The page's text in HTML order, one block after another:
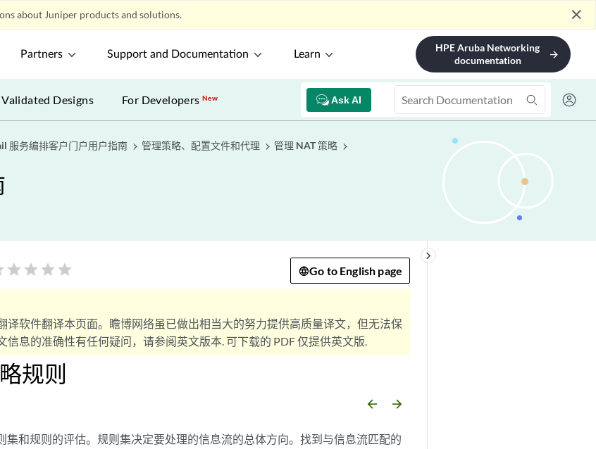
about Juniper products and solutions. close
Partners Support and Documentation Learn
HPE Aruba Networking
documentation
arrow_forward
Ask AI
Validated Designs For DevelopersNew
服务编排客户门户用户指南 管理策略、配置文件和代理 管理 NAT 策略
keyboard_arrow_right
star star star star Go to English page
译软件翻译本页面。瞻博网络虽已做出相当大的努力提供高质量译文，但无法保
信息的准确性有任何疑问，请参阅英文版本. 可下载的 PDF 仅提供英文版.
规则
arrow_backward arrow_forward
集和规则的评估。规则集决定要处理的信息流的总体方向。找到与信息流匹配的